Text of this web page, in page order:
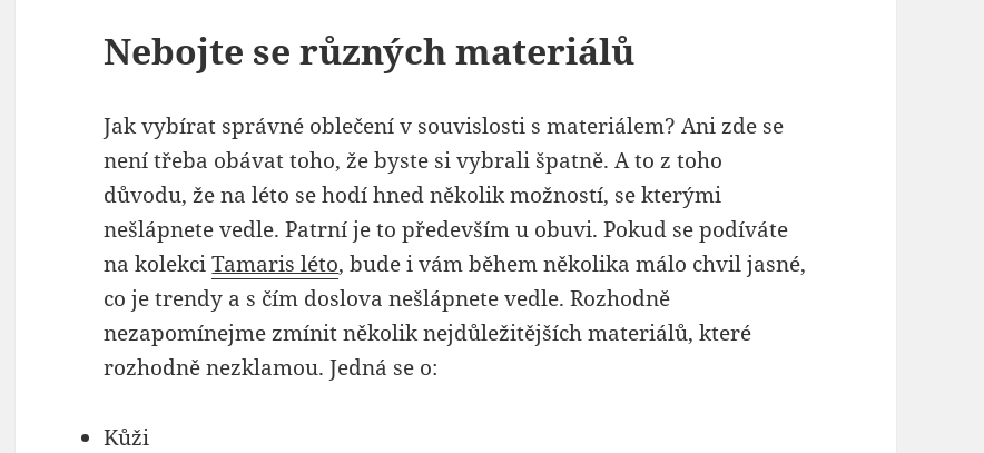
Nebojte se různých materiálů
Jak vybírat správné oblečení v souvislosti s materiálem? Ani zde se
není třeba obávat toho, že byste si vybrali špatně. A to z toho
důvodu, že na léto se hodí hned několik možností, se kterými
nešlápnete vedle. Patrní je to především u obuvi. Pokud se podíváte
na kolekciTamaris léto, bude i vám během několika málo chvil jasné,
co je trendy a s čím doslova nešlápnete vedle. Rozhodně
nezapomínejme zmínit několik nejdůležitějších materiálů, které
rozhodně nezklamou. Jedná se o:
Kůži